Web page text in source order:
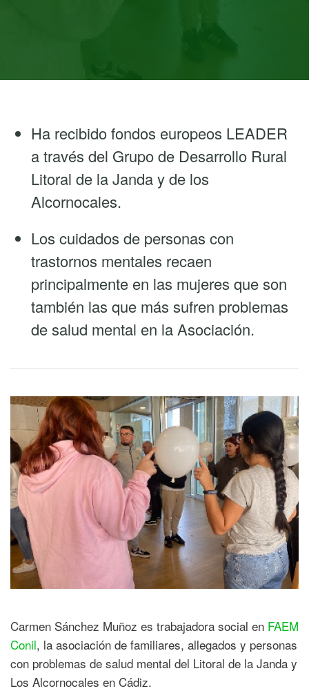
Ha recibido fondos europeos LEADER
a través del Grupo de Desarrollo Rural
Litoral de la Janda y de los
Alcornocales.
Los cuidados de personas con
trastornos mentales recaen
principalmente en las mujeres que son
también las que más sufren problemas
de salud mental en la Asociación.
Carmen Sánchez Muñoz es trabajadora social en FAEM
Conil, la asociación de familiares, allegados y personas
con problemas de salud mental del Litoral de la Janda y
Los Alcornocales en Cádiz.